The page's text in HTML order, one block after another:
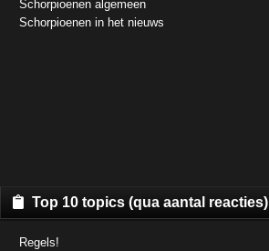
Schorpioenen algemeen
Schorpioenen in het nieuws
Top 10 topics (qua aantal reacties)
Regels!